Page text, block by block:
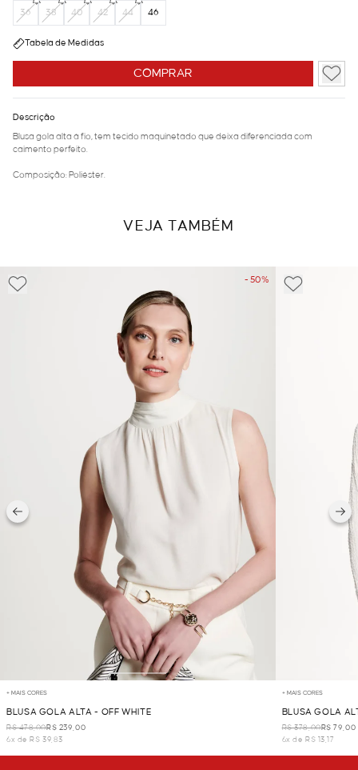
COMPRAR
36 38 40 42 44 46
Tabela de Medidas
Descrição
Blusa gola alta à fio, tem tecido maquinetado que deixa diferenciada com
caimento perfeito.
Composição: Poliéster.
VEJA TAMBÉM
- 50%
+ MAIS CORES
BLUSA GOLA ALTA - OFF WHITE
R$ 478,00R$ 239,00
6x de R$ 39,83
+ MAIS CORES
BLUSA GOLA
R$ 378,00R$ 79,00
6x de R$ 13,17